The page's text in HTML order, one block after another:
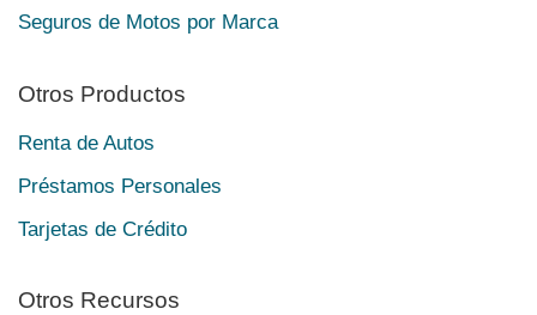
Seguros de Motos por Marca
Otros Productos
Renta de Autos
Préstamos Personales
Tarjetas de Crédito
Otros Recursos